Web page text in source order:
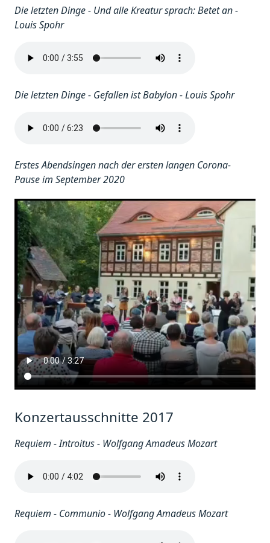
Die letzten Dinge - Und alle Kreatur sprach: Betet an -
Louis Spohr
Die letzten Dinge - Gefallen ist Babylon - Louis Spohr
Erstes Abendsingen nach der ersten langen Corona-
Pause im September 2020
Konzertausschnitte 2017
Requiem - Introitus - Wolfgang Amadeus Mozart
Requiem - Communio - Wolfgang Amadeus Mozart